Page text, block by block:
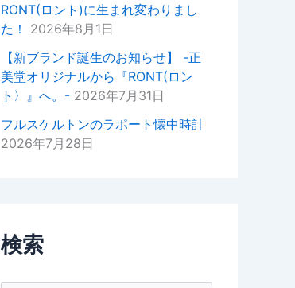
次お越しの際はぜひお話しさせて
いただきたいので宜しければお声
掛けいただけると幸いでございま
す。
今後ともどうぞよろしくお願いい
たします。
正美堂時計店スタッフ
RONT(ロント)に生まれ変わりまし
た！
2026年8月1日
【新ブランド誕生のお知らせ】 -正
美堂オリジナルから『RONT(ロン
ト〉』へ。- 2026年7月31日
フルスケルトンのラポート懐中時計
2026年7月28日
検索